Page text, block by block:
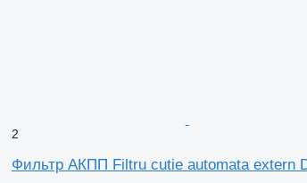
2
Фильтр АКПП Filtru cutie automata extern